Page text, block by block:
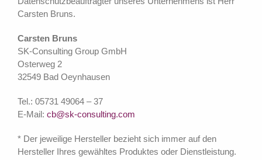
Carsten Bruns.
Carsten Bruns
SK-Consulting Group GmbH
Osterweg 2
32549 Bad Oeynhausen
Tel.: 05731 49064 – 37
E-Mail: cb@sk-consulting.com
* Der jeweilige Hersteller bezieht sich immer auf den
Hersteller Ihres gewähltes Produktes oder Dienstleistung.